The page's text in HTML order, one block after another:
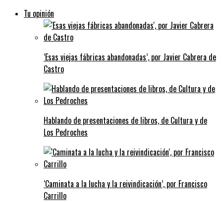
Tu opinión
‘Esas viejas fábricas abandonadas’, por Javier Cabrera de
Castro
Hablando de presentaciones de libros, de Cultura y de
Los Pedroches
‘Caminata a la lucha y la reivindicación’, por Francisco
Carrillo